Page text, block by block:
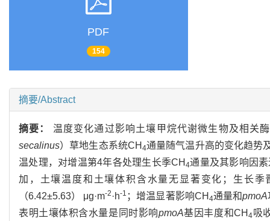
PDF
154
摘要/Abstract
摘要： 温度变化通过影响土壤甲烷代谢微生物及相关
secalinus）草地生态系统CH 4通量随气温升高的变化趋势
温处理，对增温第4年各处理生长季CH 4通量及其影响因
加，土壤温度和土壤体积含水量无显著变化；生长
（6.42±5.63） μg·m-2 ·h-1 ；增温显著影响CH 4通量和pmoA
表明土壤体积含水量是同时影响pmoA基因丰度和CH 4吸